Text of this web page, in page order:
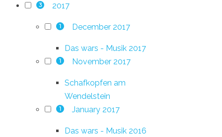
3 2017
1 December 2017
Das wars - Musik 2017
1 November 2017
Schafkopfen am
Wendelstein
1 January 2017
Das wars - Musik 2016